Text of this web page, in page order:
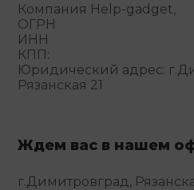
Компания Help-gadget,
ОГРН
ИНН
КПП:
Юридический адрес:
Рязанская 21
Ждем вас в нашем
г.Димитровград,